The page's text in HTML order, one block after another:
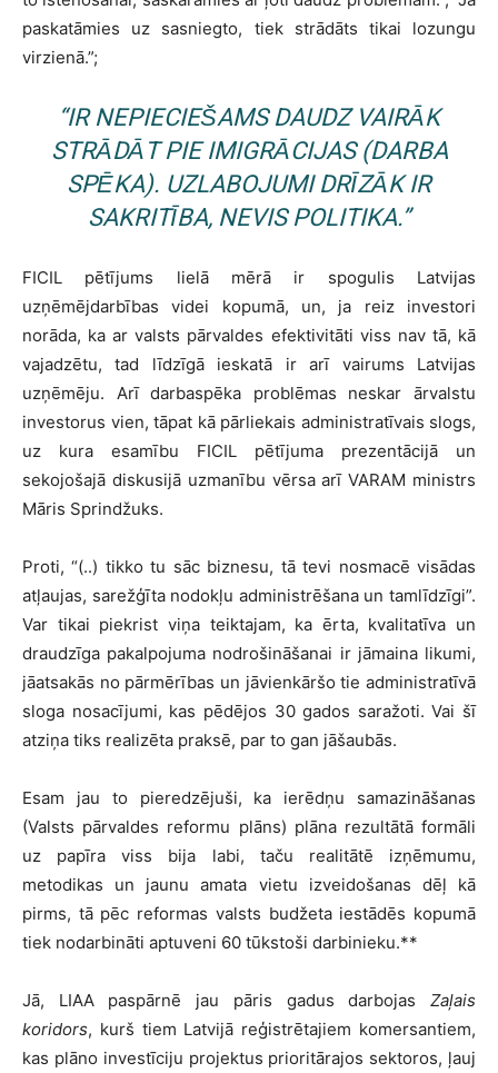
paskatāmies uz sasniegto, tiek strādāts tikai lozungu
virzienā.”;
“IR NEPIECIEŠAMS DAUDZ VAIRĀK
STRĀDĀT PIE IMIGRĀCIJAS (DARBA
SPĒKA). UZLABOJUMI DRĪZĀK IR
SAKRITĪBA, NEVIS POLITIKA.”
FICIL pētījums lielā mērā ir spogulis Latvijas
uzņēmējdarbības videi kopumā, un, ja reiz investori
norāda, ka ar valsts pārvaldes efektivitāti viss nav tā, kā
vajadzētu, tad līdzīgā ieskatā ir arī vairums Latvijas
uzņēmēju. Arī darbaspēka problēmas neskar ārvalstu
investorus vien, tāpat kā pārliekais administratīvais slogs,
uz kura esamību FICIL pētījuma prezentācijā un
sekojošajā diskusijā uzmanību vērsa arī VARAM ministrs
Māris Sprindžuks.
Proti, “(..) tikko tu sāc biznesu, tā tevi nosmacē visādas
atļaujas, sarežģīta nodokļu administrēšana un tamlīdzīgi”.
Var tikai piekrist viņa teiktajam, ka ērta, kvalitatīva un
draudzīga pakalpojuma nodrošināšanai ir jāmaina likumi,
jāatsakās no pārmērības un jāvienkāršo tie administratīvā
sloga nosacījumi, kas pēdējos 30 gados saražoti. Vai šī
atziņa tiks realizēta praksē, par to gan jāšaubās.
Esam jau to pieredzējuši, ka ierēdņu samazināšanas
(Valsts pārvaldes reformu plāns) plāna rezultātā formāli
uz papīra viss bija labi, taču realitātē izņēmumu,
metodikas un jaunu amata vietu izveidošanas dēļ kā
pirms, tā pēc reformas valsts budžeta iestādēs kopumā
tiek nodarbināti aptuveni 60 tūkstoši darbinieku.**
Jā, LIAA paspārnē jau pāris gadus darbojas Zaļais
koridors, kurš tiem Latvijā reģistrētajiem komersantiem,
kas plāno investīciju projektus prioritārajos sektoros, ļauj